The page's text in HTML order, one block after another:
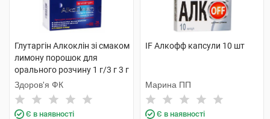
Глутаргiн Алкоклiн зі смаком
лимону порошок для
орального розчину 1 г/3 г 3 г
10 пакетів
Здоров'я ФК
Є в наявності
IF Алкофф капсули 10 шт
Марина ПП
Є в наявності